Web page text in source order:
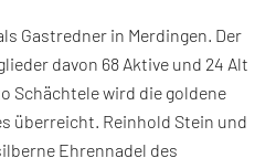
Gastredner in Merdingen. Der
davon 68 Aktive und 24 Alt
Schächtele wird die goldene
überreicht. Reinhold Stein und
Ehrennadel des